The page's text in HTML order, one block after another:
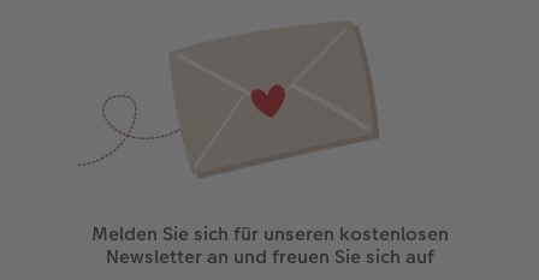
Melden Sie sich für unseren kostenlosen
Newsletter an und freuen Sie sich auf